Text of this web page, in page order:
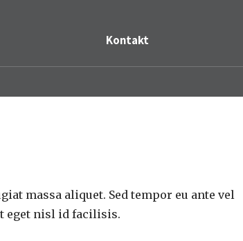
Kontakt
massa aliquet. Sed tempor eu ante vel
eget nisl id facilisis.